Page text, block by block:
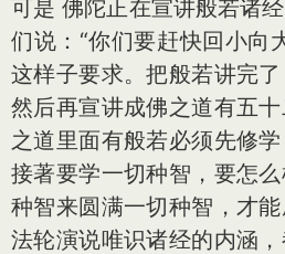
可是 佛陀正在宣讲般若诸
们说：“你们要赶快回小向
这样子要求。把般若讲完
然后再宣讲成佛之道有五
之道里面有般若必须先修
接著要学一切种智，要怎
种智来圆满一切种智，才
法轮演说唯识诸经的内涵